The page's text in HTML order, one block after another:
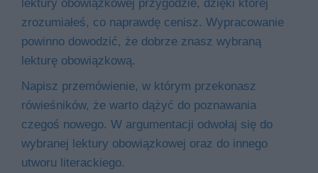
lektury obowiązkowej przygodzie, dzięki której
zrozumiałeś, co naprawdę cenisz. Wypracowanie
powinno dowodzić, że dobrze znasz wybraną
lekturę obowiązkową.
Napisz przemówienie, w którym przekonasz
rówieśników, że warto dążyć do poznawania
czegoś nowego. W argumentacji odwołaj się do
wybranej lektury obowiązkowej oraz do innego
utworu literackiego.